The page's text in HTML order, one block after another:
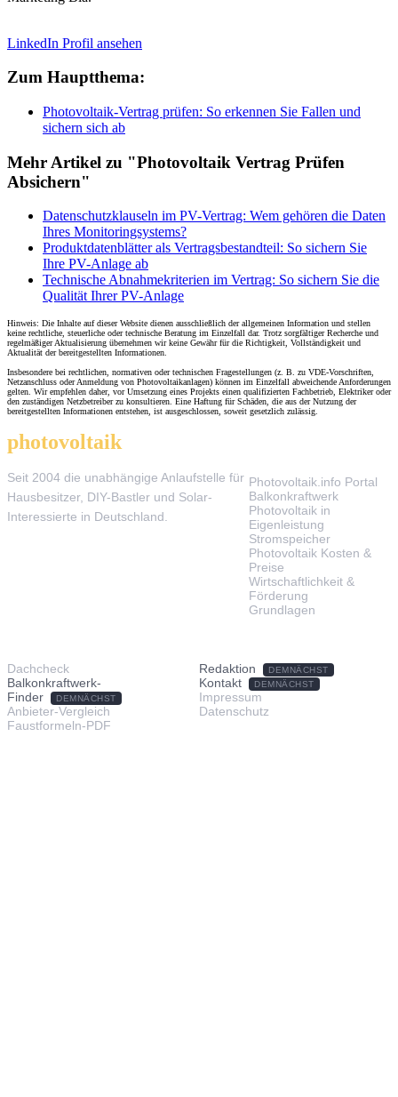
LinkedIn Profil ansehen
Zum Hauptthema:
Photovoltaik-Vertrag prüfen: So erkennen Sie Fallen und
sichern sich ab
Mehr Artikel zu "Photovoltaik Vertrag Prüfen
Absichern"
Datenschutzklauseln im PV-Vertrag: Wem gehören die Daten
Ihres Monitoringsystems?
Produktdatenblätter als Vertragsbestandteil: So sichern Sie
Ihre PV-Anlage ab
Technische Abnahmekriterien im Vertrag: So sichern Sie die
Qualität Ihrer PV-Anlage
Hinweis: Die Inhalte auf dieser Website dienen ausschließlich der allgemeinen Information und stellen
keine rechtliche, steuerliche oder technische Beratung im Einzelfall dar. Trotz sorgfältiger Recherche und
regelmäßiger Aktualisierung übernehmen wir keine Gewähr für die Richtigkeit, Vollständigkeit und
Aktualität der bereitgestellten Informationen.
Insbesondere bei rechtlichen, normativen oder technischen Fragestellungen (z. B. zu VDE-Vorschriften,
Netzanschluss oder Anmeldung von Photovoltaikanlagen) können im Einzelfall abweichende Anforderungen
gelten. Wir empfehlen daher, vor Umsetzung eines Projekts einen qualifizierten Fachbetrieb, Elektriker oder
den zuständigen Netzbetreiber zu konsultieren. Eine Haftung für Schäden, die aus der Nutzung der
bereitgestellten Informationen entstehen, ist ausgeschlossen, soweit gesetzlich zulässig.
photovoltaik.info
Seit 2004 die unabhängige Anlaufstelle für
Hausbesitzer, DIY-Bastler und Solar-
Interessierte in Deutschland.
Photovoltaik.info Portal
Balkonkraftwerk
Photovoltaik in
Eigenleistung
Stromspeicher
Photovoltaik Kosten &
Preise
Wirtschaftlichkeit &
Förderung
Grundlagen
Dachcheck
Balkonkraftwerk-
Finder
DEMNÄCHST
Anbieter-Vergleich
Faustformeln-PDF
Redaktion DEMNÄCHST
Kontakt DEMNÄCHST
Impressum
Datenschutz